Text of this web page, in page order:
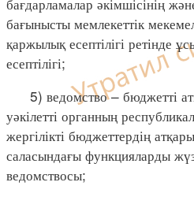
бағынысты мемлекеттік
қаржылық есептілігі ретінде
есептілігі;
5) ведомство – бюджетті
уәкілетті органның
жергілікті бюджеттердің
саласындағы функцияларды
ведомствосы;